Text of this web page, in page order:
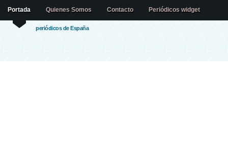
periódicos de España
Portada Quienes Somos Contacto Periódicos widget